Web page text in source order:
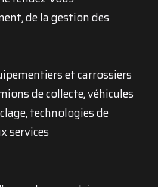
de la gestion des
et carrossiers
de collecte, véhicules
technologies de
services